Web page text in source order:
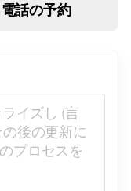
電話の予約